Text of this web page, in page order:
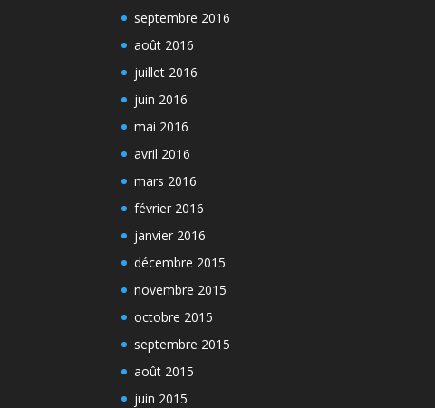
septembre 2016
août 2016
juillet 2016
juin 2016
mai 2016
avril 2016
mars 2016
février 2016
janvier 2016
décembre 2015
novembre 2015
octobre 2015
septembre 2015
août 2015
juin 2015